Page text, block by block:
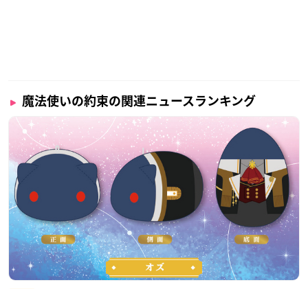
魔法使いの約束の関連ニュースランキング